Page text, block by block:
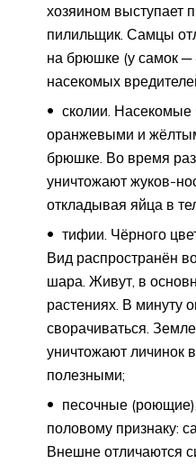
хозяином выступает
пилильщик. Самцы
на брюшке (у самок ─
насекомых
сколии. Насекомые
оранжевыми и
брюшке. Во время
уничтожают жуков-
откладывая яйца в
тифии. Чёрного
Вид распространён
шара. Живут, в
растениях. В минуту
сворачиваться.
уничтожают личинок
полезными;
песочные
половому признаку:
Внешне отличаются